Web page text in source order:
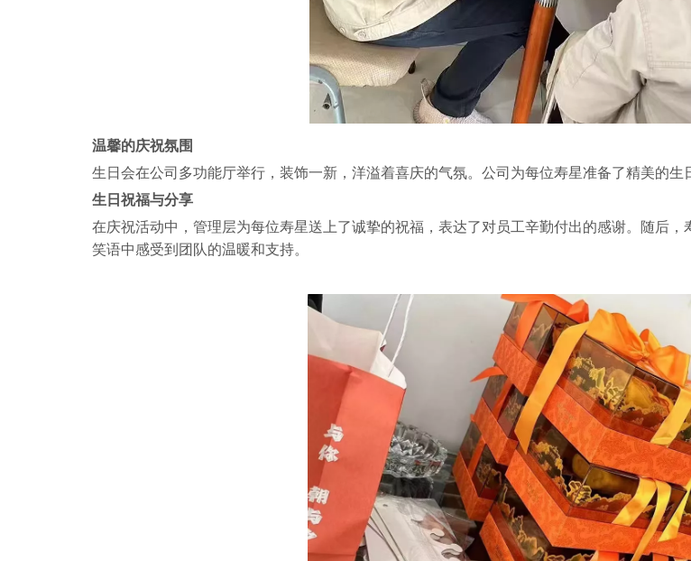
温馨的庆祝氛围
生日会在公司多功能厅举行，装饰一新，洋溢着喜庆的气氛。公司为每位寿星准备了精美的
生日祝福与分享
在庆祝活动中，管理层为每位寿星送上了诚挚的祝福，表达了对员工辛勤付出的感谢。随后
笑语中感受到团队的温暖和支持。